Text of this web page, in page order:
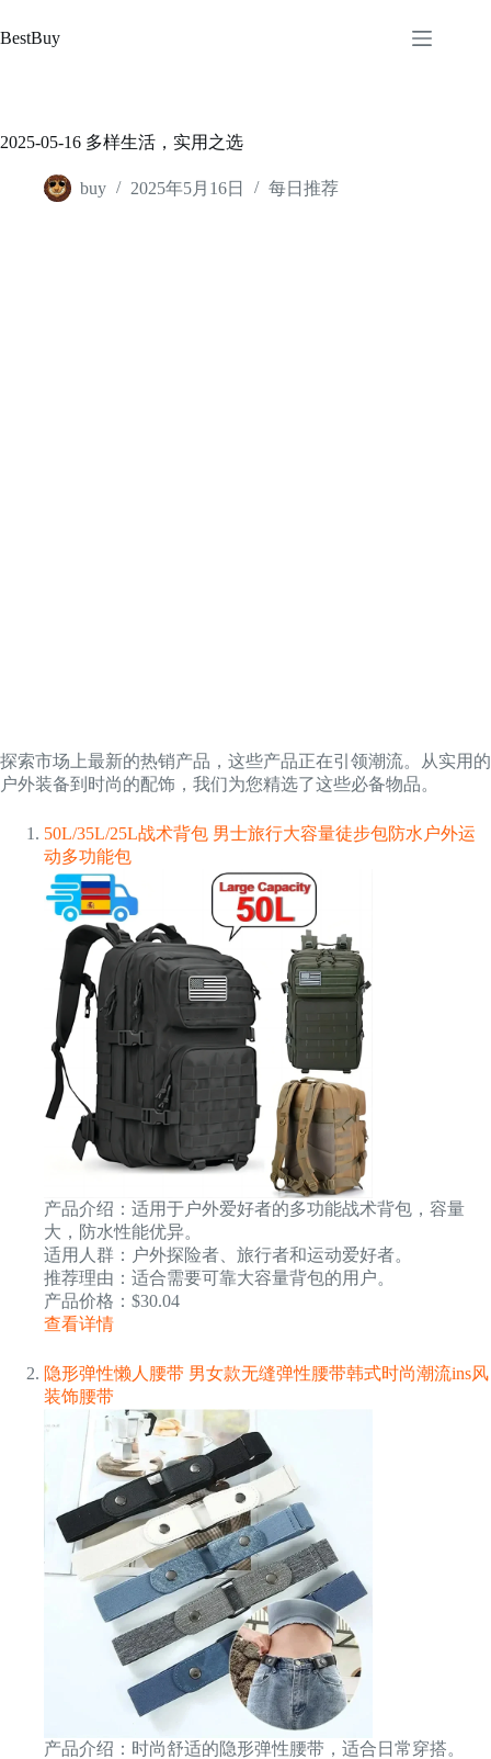
至
BestBuy
2025-05-16 多样生活，实用之选
buy 2025年5月16日 每日推荐
探索市场上最新的热销产品，这些产品正在引领潮流。从实用的
户外装备到时尚的配饰，我们为您精选了这些必备物品。
50L/35L/25L战术背包 男士旅行大容量徒步包防水户外运
动多功能包
产品介绍：适用于户外爱好者的多功能战术背包，容量
大，防水性能优异。
适用人群：户外探险者、旅行者和运动爱好者。
推荐理由：适合需要可靠大容量背包的用户。
产品价格：$30.04
查看详情
隐形弹性懒人腰带 男女款无缝弹性腰带韩式时尚潮流ins风
装饰腰带
产品介绍：时尚舒适的隐形弹性腰带，适合日常穿搭。